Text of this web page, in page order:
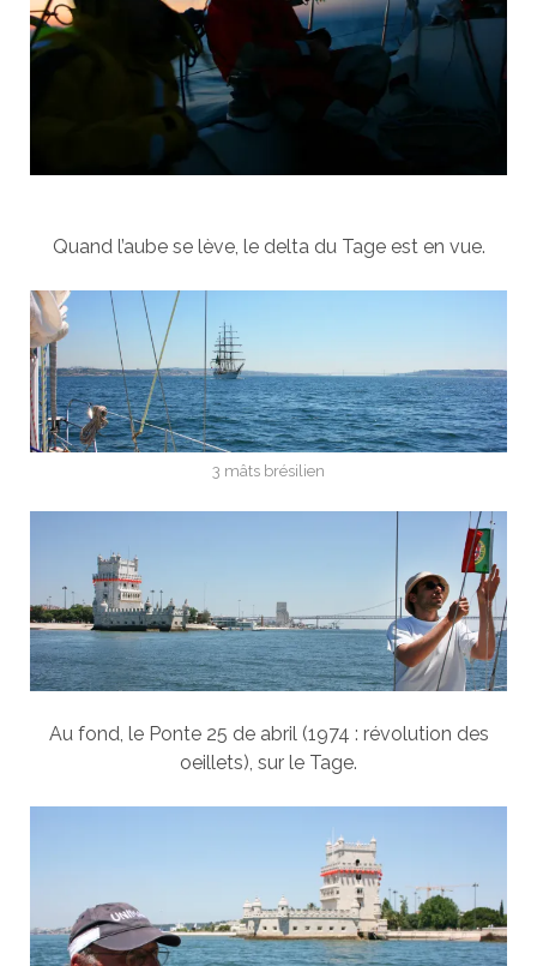
Quand l’aube se lève, le delta du Tage est en vue.
3 mâts brésilien
Au fond, le Ponte 25 de abril (1974 : révolution des
oeillets), sur le Tage.